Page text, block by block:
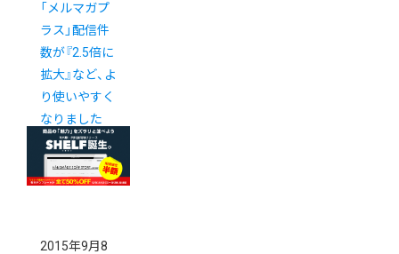
「メルマガプ
ラス」配信件
数が『2.5倍に
拡大』など、よ
り使いやすく
なりました
2015年9月8